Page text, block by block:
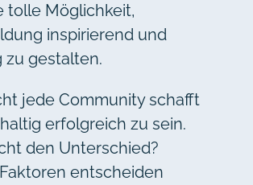
tolle Möglichkeit,
inspirierend und
zu gestalten.
jede Community schafft
erfolgreich zu sein.
den Unterschied?
entscheiden